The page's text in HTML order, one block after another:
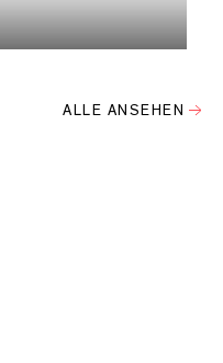
ALLE ANSEHEN